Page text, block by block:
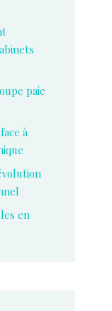
paie
à
en